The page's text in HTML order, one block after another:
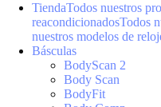
TiendaTodos nuestros
reacondicionadosTodos
nuestros modelos de
Básculas
BodyScan 2
Body Scan
BodyFit